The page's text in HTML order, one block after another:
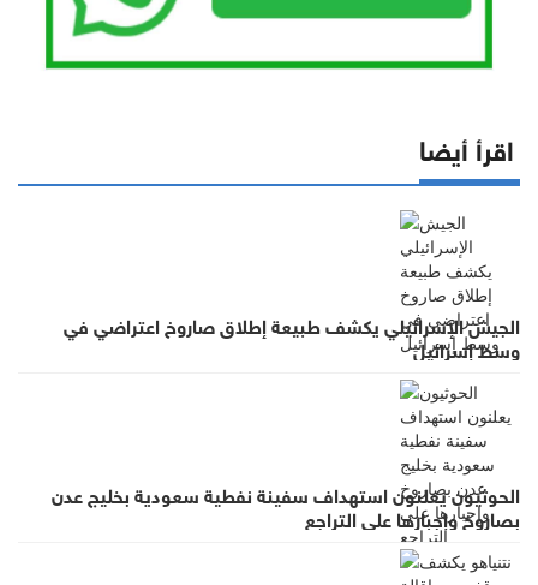
اقرأ أيضا
الجيش الإسرائيلي يكشف طبيعة إطلاق صاروخ اعتراضي في
وسط إسرائيل
الحوثيون يعلنون استهداف سفينة نفطية سعودية بخليج عدن
بصاروخ وإجبارها على التراجع